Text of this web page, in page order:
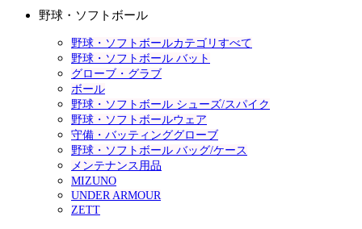
野球・ソフトボール
野球・ソフトボールカテゴリすべて
野球・ソフトボール バット
グローブ・グラブ
ボール
野球・ソフトボール シューズ/スパイク
野球・ソフトボールウェア
守備・バッティンググローブ
野球・ソフトボール バッグ/ケース
メンテナンス用品
MIZUNO
UNDER ARMOUR
ZETT